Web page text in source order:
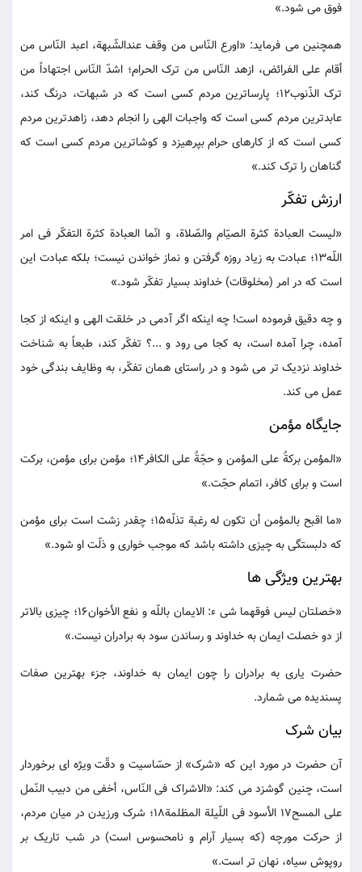
فوق می شود.»
همچنین می فرماید: «اورع النّاس من وقف عندالشّبهة، اعبد النّاس من
أقام علی الفرائض، ازهد النّاس من ترک الحرام؛ اشدّ النّاس اجتهاداً من
ترک الذّنوب12؛ پارساترین مردم کسی است که در شبهات، درنگ کند،
عابدترین مردم کسی است که واجبات الهی را انجام دهد، زاهدترین مردم
کسی است که از کارهای حرام بپرهیزد و کوشاترین مردم کسی است که
گناهان را ترک کند.»
ارزش تفکّر
«لیست العبادة کثرة الصیّام والصّلاة، و انّما العبادة کثرة التفکّر فی امر
اللّه13؛ عبادت به زیاد روزه گرفتن و نماز خواندن نیست؛ بلکه عبادت این
است که در امر (مخلوقات) خداوند بسیار تفکّر شود.»
و چه دقیق فرموده است! چه اینکه اگر آدمی در خلقت الهی و اینکه از کجا
آمده، چرا آمده است، به کجا می رود و ...؟ تفکّر کند، طبعاً به شناخت
خداوند نزدیک تر می شود و در راستای همان تفکّر، به وظایف بندگی خود
عمل می کند.
جایگاه مؤمن
«المؤمن برکةٌ علی المؤمن و حجّةٌ علی الکافر14؛ مؤمن برای مؤمن، برکت
است و برای کافر، اتمام حجّت.»
«ما اقبح بالمؤمن أن تکون له رغبة تذلّه15؛ چقدر زشت است برای مؤمن
که دلبستگی به چیزی داشته باشد که موجب خواری و ذلّت او شود.»
بهترین ویژگی ها
«خصلتان لیس فوقهما شی ء: الایمان باللّه و نفع الأخوان16؛ چیزی بالاتر
از دو خصلت ایمان به خداوند و رساندن سود به برادران نیست.»
حضرت یاری به برادران را چون ایمان به خداوند، جزء بهترین صفات
پسندیده می شمارد.
بیان شرک
آن حضرت در مورد این که «شرک» از حسّاسیت و دقّت ویژه ای برخوردار
است، چنین گوشزد می کند: «الاشراک فی النّاس، أخفی من دبیب النّمل
علی المسح17 الأسود فی اللّیلة المظلمة18؛ شرک ورزیدن در میان مردم،
از حرکت مورچه (که بسیار آرام و نامحسوس است) در شب تاریک بر
روپوش سیاه، نهان تر است.»